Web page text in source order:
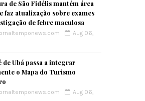
de São Fidélis mantém área
faz atualização sobre exames
de febre maculosa
Aug 06,
de Ubá passa a integrar
o Mapa do Turismo
Aug 06,